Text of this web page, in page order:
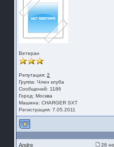
Ветеран
Репутация:2
Группа:Член клуба
Сообщений: 1186
Город: Москва
Машина: CHARGER SXT
Регистрация: 7.05.2011
Andre 26